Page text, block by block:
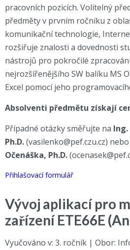
pracovních pozicích. Volitelný
předměty v prvním ročníku z
komunikační technologie,
rozšiřuje znalosti a dovednosti
nástrojů pro pokročilé
nejrozšířenějšího SW balíku MS
Excel pomocí jeho
Absolventi předmětu získají
Případné otázky směřujte na
Ph.D.(vasilenko@pef.czu.cz) nebo
Očenáška, Ph.D.
Přihlašovací formulář
Vývoj aplikací pro
zařízení ETE66E
Vyučováno v: 3. ročník | Obor: